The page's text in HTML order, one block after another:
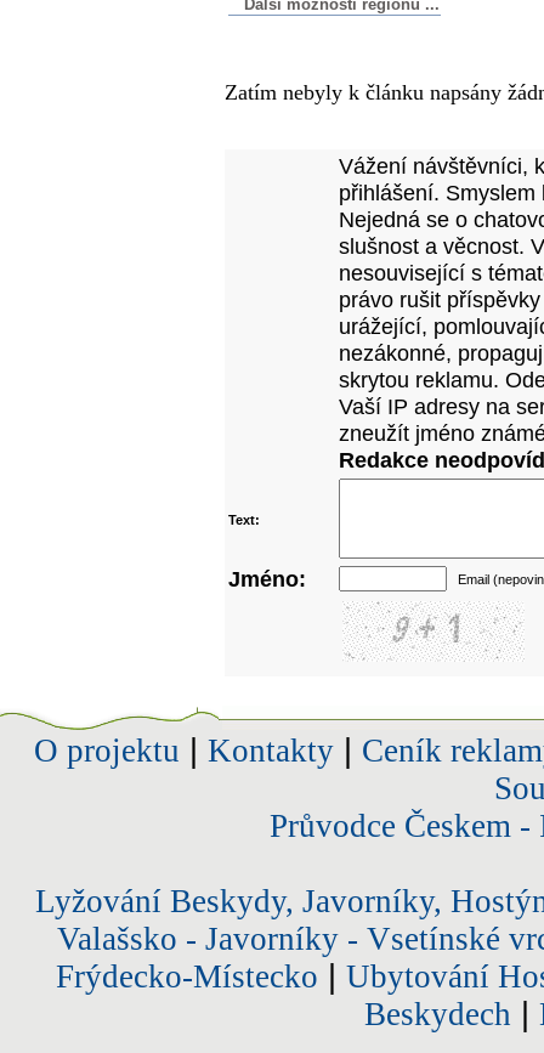
Další možnosti regionu ...
Zatím nebyly k článku napsány
Vážení návštěvníci,
přihlášení.
Nejedná se o
slušnost a věcnost.
nesouvisející s
právo rušit
urážející,
nezákonné,
skrytou reklamu.
Vaší IP adresy na
zneužít jméno
Redakce
Text:
Jméno: Email
O projektu Kontakty| Ceník
Průvodce Českem
Lyžování Beskydy, Javorníky,
Valašsko - Javorníky - Vsetínské
Frýdecko-Místecko
Ubytování
Beskydech